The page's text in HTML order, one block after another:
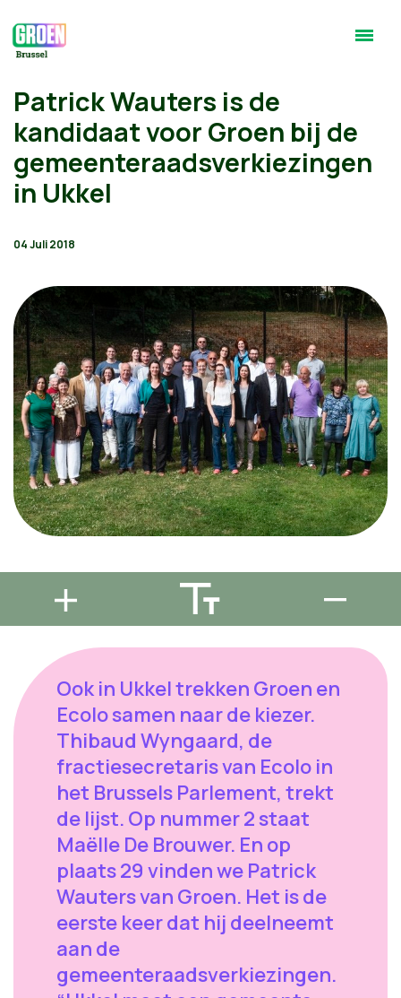
Patrick Wauters is de
kandidaat voor Groen bij de
gemeenteraadsverkiezingen
in Ukkel
04 Juli 2018
Ook in Ukkel trekken Groen en
Ecolo samen naar de kiezer.
Thibaud Wyngaard, de
fractiesecretaris van Ecolo in
het Brussels Parlement, trekt
de lijst. Op nummer 2 staat
Maëlle De Brouwer. En op
plaats 29 vinden we Patrick
Wauters van Groen. Het is de
eerste keer dat hij deelneemt
aan de
gemeenteraadsverkiezingen.